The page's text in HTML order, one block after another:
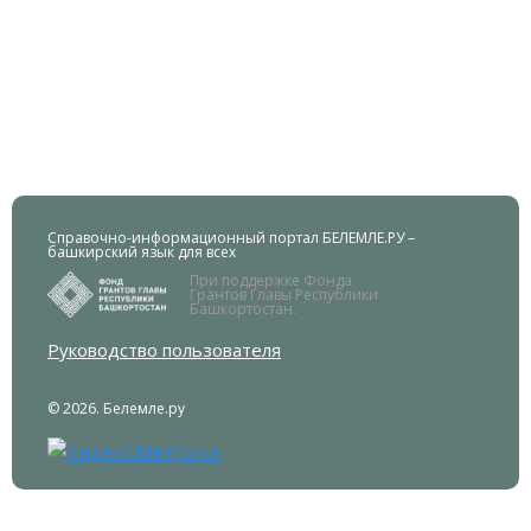
Справочно-информационный портал БЕЛЕМЛЕ.РУ –
башкирский язык для всех
При поддержке Фонда
Грантов Главы Республики
Башкортостан.
Руководство пользователя
© 2026. Белемле.ру